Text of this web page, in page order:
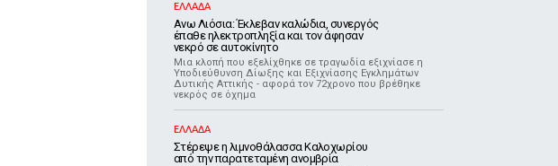
ΕΛΛΑΔΑ
Ανω Λιόσια: Έκλεβαν καλώδια, συνεργός
έπαθε ηλεκτροπληξία και τον άφησαν
νεκρό σε αυτοκίνητο
Μια κλοπή που εξελίχθηκε σε τραγωδία εξιχνίασε η
Υποδιεύθυνση Δίωξης και Εξιχνίασης Εγκλημάτων
Δυτικής Αττικής - αφορά τον 72χρονο που βρέθηκε
νεκρός σε όχημα
ΕΛΛΑΔΑ
Στέρεψε η λιμνοθάλασσα Καλοχωρίου
από την παρατεταμένη ανομβρία